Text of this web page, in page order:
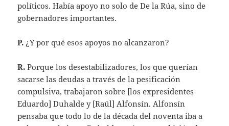
políticos. Había apoyo no solo de De la Rúa, sino de
gobernadores importantes.
P. ¿Y por qué esos apoyos no alcanzaron?
R. Porque los desestabilizadores, los que querían
sacarse las deudas a través de la pesificación
compulsiva, trabajaron sobre [los expresidentes
Eduardo] Duhalde y [Raúl] Alfonsín. Alfonsín
pensaba que todo lo de la década del noventa iba a